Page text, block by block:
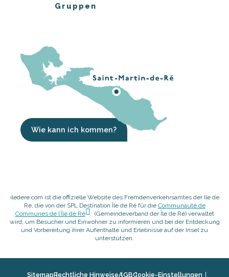
Gruppen
Wie kann ich kommen?
iledere.com ist die offizielle Website des Fremdenverkehrsamtes der Ile de
Ré, die von der SPL Destination Île de Ré für die Communauté de
Communes de l’Île de Ré
(Gemeindeverband der Île de Ré) verwaltet
wird, um Besucher und Einwohner zu informieren und bei der Entdeckung
und Vorbereitung ihrer Aufenthalte und Erlebnisse auf der Insel zu
unterstützen.
SitemapRechtliche HinweiseAGBCookie-Einstellungen